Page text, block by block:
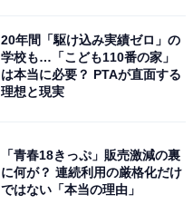
20年間「駆け込み実績ゼロ」の
学校も…「こども110番の家」
は本当に必要？ PTAが直面する
理想と現実
「青春18きっぷ」販売激減の裏
に何が？ 連続利用の厳格化だけ
ではない「本当の理由」